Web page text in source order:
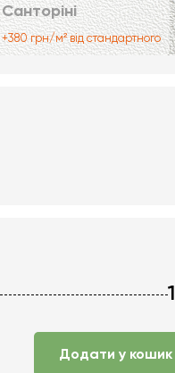
Санторіні
+380 грн/м² від стандартного
Додати у кошик